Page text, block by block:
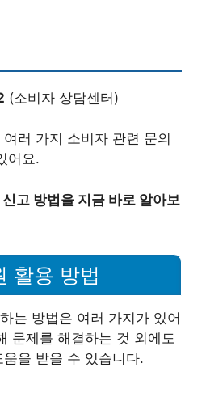
(소비자 상담센터)
러 가지 소비자 관련 문의
어요.
고 방법을 지금 바로 알아보
활용 방법
는 방법은 여러 가지가 있어
문제를 해결하는 것 외에도
을 받을 수 있습니다.